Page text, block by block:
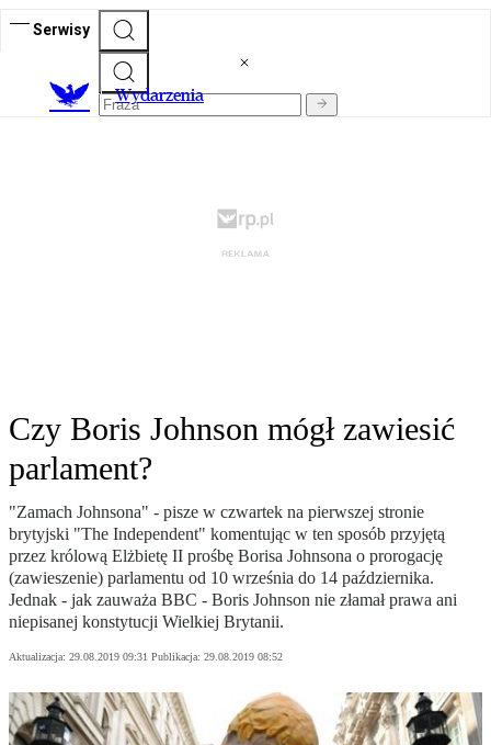
Serwisy
Wydarzenia
Czy Boris Johnson mógł zawiesić
parlament?
"Zamach Johnsona" - pisze w czwartek na pierwszej stronie
brytyjski "The Independent" komentując w ten sposób przyjętą
przez królową Elżbietę II prośbę Borisa Johnsona o prorogację
(zawieszenie) parlamentu od 10 września do 14 października.
Jednak - jak zauważa BBC - Boris Johnson nie złamał prawa ani
niepisanej konstytucji Wielkiej Brytanii.
Aktualizacja: 29.08.2019 09:31 Publikacja: 29.08.2019 08:52